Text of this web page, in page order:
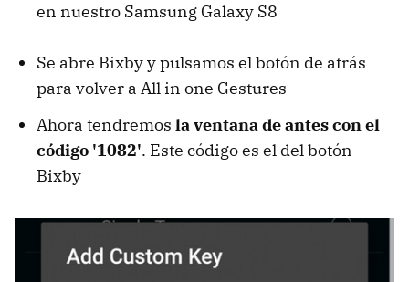
en nuestro Samsung Galaxy S8
Se abre Bixby y pulsamos el botón de atrás
para volver a All in one Gestures
Ahora tendremos la ventana de antes con el
código '1082'. Este código es el del botón
Bixby